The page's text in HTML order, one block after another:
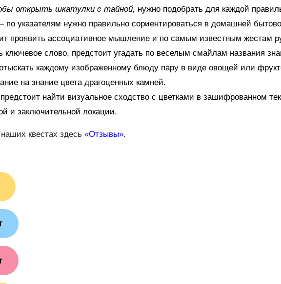
открыть шкатулки с тайной, нужно подобрать для каждой
по указателям нужно правильно сориентироваться в домашней
проявить ассоциативное мышление и по самым известным жестам
ключевое слово, предстоит угадать по веселым смайлам названия
каждому изображенному блюду пару в виде овощей или
на знание цвета драгоценных камней.
найти визуальное сходство с цветками в зашифрованном
и заключительной локации.
квестах здесь «Отзывы».